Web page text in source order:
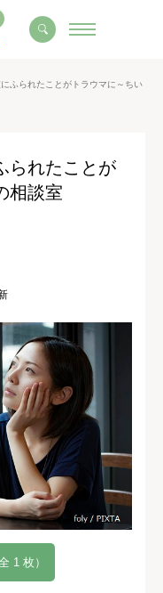
ふられたことがトラウマに～ちい
られたことが
相談室
1 枚）